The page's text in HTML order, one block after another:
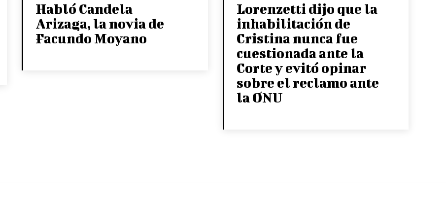
Habló Candela
Arizaga, la novia de
Facundo Moyano
Lorenzetti dijo que la
inhabilitación de
Cristina nunca fue
cuestionada ante la
Corte y evitó opinar
sobre el reclamo ante
la ONU